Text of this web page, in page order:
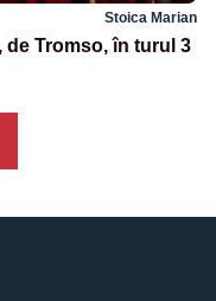
Stoica Marian
de Tromso, în turul 3